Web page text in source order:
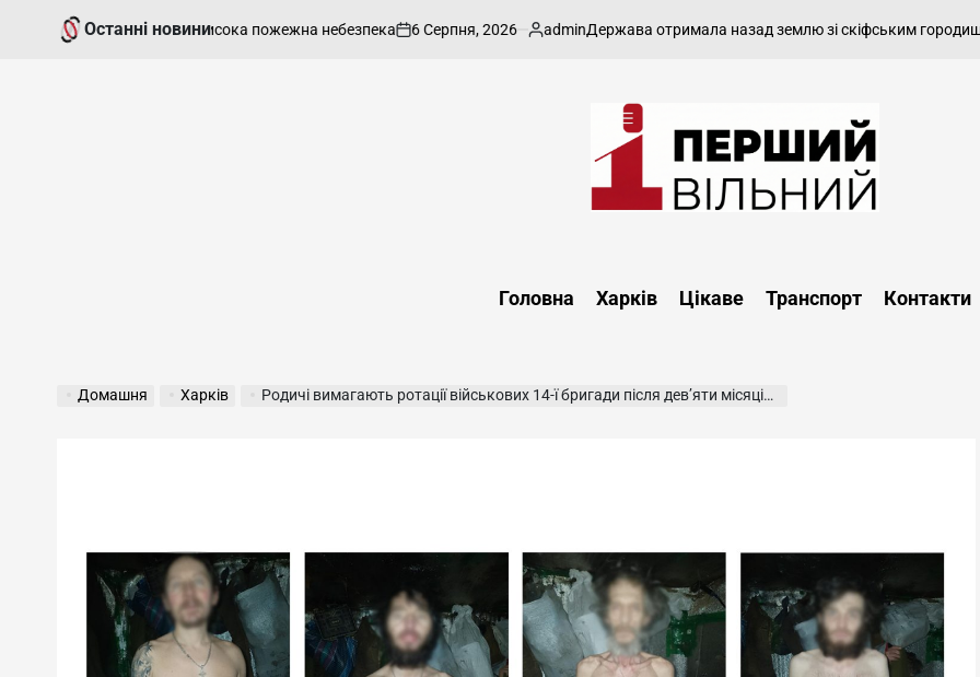
Останні новини
очікується висока пожежна небезпека
on
6 Серпня, 2026
Опубліковано
adminДержава отримала назад землю зі скіфським городищем у
харківський,
області
Головна Харків Цікаве Транспорт Контакти
Домашня Харків Родичі вимагають ротації військових 14-ї бригади після дев’яти місяців на позиціях у Харківській області